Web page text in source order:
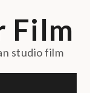
Film
studio film